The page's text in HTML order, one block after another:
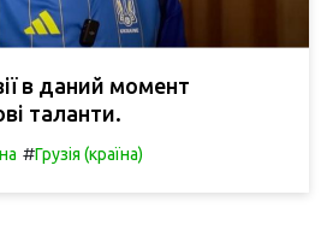
в даний момент
таланти.
#Грузія (країна)